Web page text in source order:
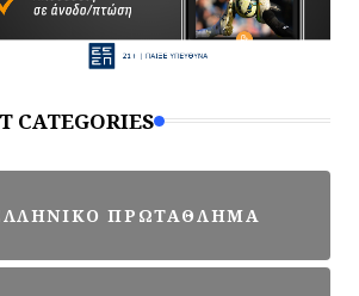
CATEGORIES
ΠΡΩΤΑΘΛΗΜΑ